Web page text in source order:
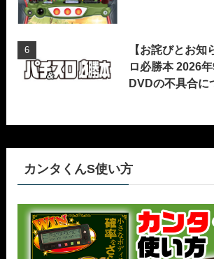
【お詫びとお知
ロ必勝本 2026
DVDの不具合に
カンタくんS使い方